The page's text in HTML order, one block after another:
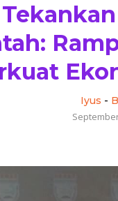
Iyus -